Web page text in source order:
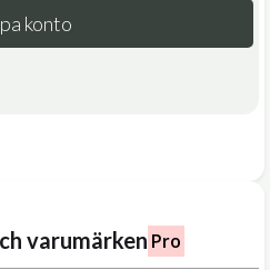
konto
varumärken Pro